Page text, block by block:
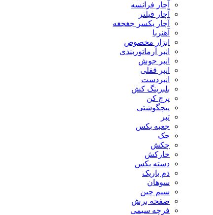
آچار فرانسه
آچار فیلتر
آچار یکسر جغجغه
آهنربا
ابزار مخصوص
انبر آرماتوربندی
انبر جوش
انبر قفلی
انبردست
بلبرینگ کش
پرچ کن
پیچگوشتی
تبر
جعبه بکس
جک
چکش
خارکش
دسته بکس
دم باریک
سوهان
سیم چین
صفحه برش
فرچه سیمی